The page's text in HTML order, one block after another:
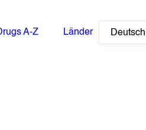
A-Z Länder Deutsch